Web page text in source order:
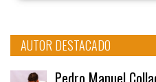
AUTOR DESTACADO
Pedro Manuel